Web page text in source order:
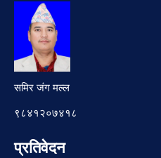
समिर जंग मल्ल
९८४१२०७४१८
प्रतिवेदन